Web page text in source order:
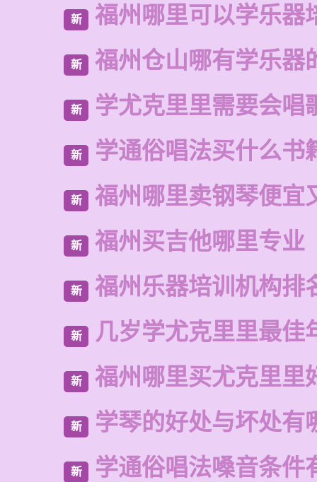
新 福州哪里可以学乐器
新 福州仓山哪有学乐器
新 学尤克里里需要会唱
新 学通俗唱法买什么书
新 福州哪里卖钢琴便宜
新 福州买吉他哪里专业
新 福州乐器培训机构排
新 几岁学尤克里里最佳
新 福州哪里买尤克里里
新 学琴的好处与坏处有
新 学通俗唱法嗓音条件